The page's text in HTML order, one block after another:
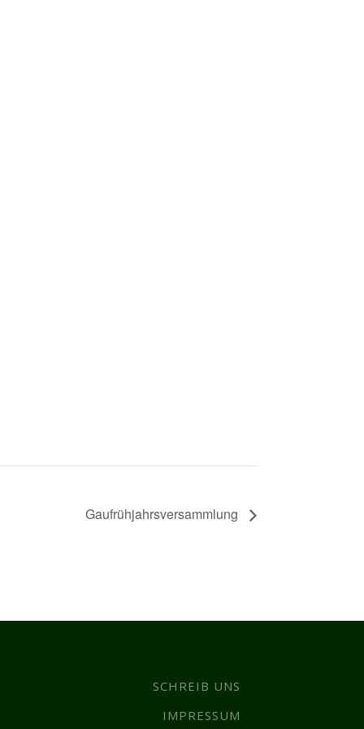
Gaufrühjahrsversammlung
SCHREIB UNS
IMPRESSUM